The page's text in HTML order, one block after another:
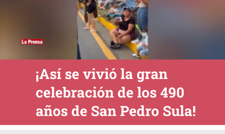
¡Así se vivió la gran
celebración de los 490
años de San Pedro Sula!